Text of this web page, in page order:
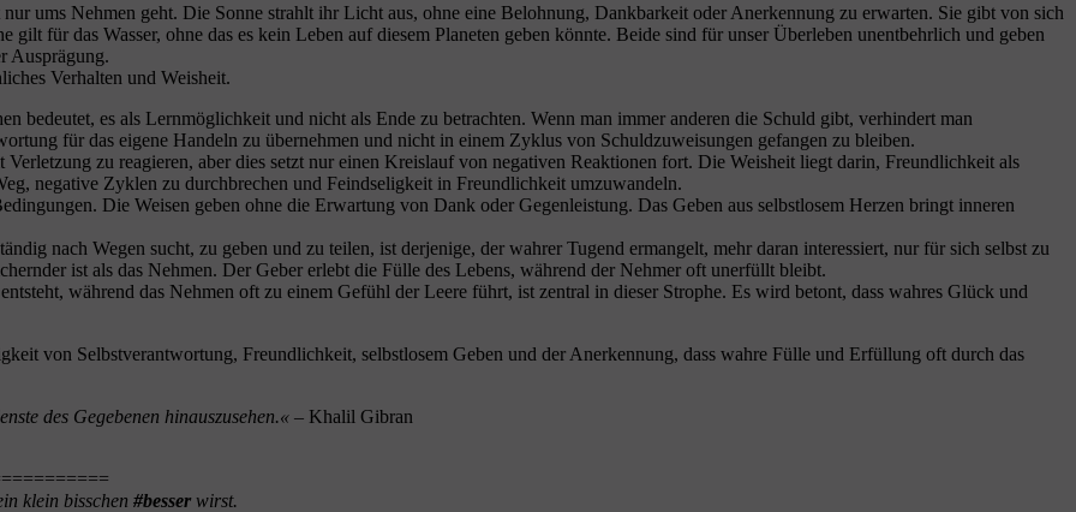
ums Nehmen geht. Die Sonne strahlt ihr Licht aus, ohne eine Belohnung, Dankbarkeit oder Anerkennung zu erwarten. Sie gibt von sich
für das Wasser, ohne das es kein Leben auf diesem Planeten geben könnte. Beide sind für unser Überleben unentbehrlich und geben
Ausprägung.
Verhalten und Weisheit.
bedeutet, es als Lernmöglichkeit und nicht als Ende zu betrachten. Wenn man immer anderen die Schuld gibt, verhindert man
für das eigene Handeln zu übernehmen und nicht in einem Zyklus von Schuldzuweisungen gefangen zu bleiben.
Verletzung zu reagieren, aber dies setzt nur einen Kreislauf von negativen Reaktionen fort. Die Weisheit liegt darin, Freundlichkeit als
negative Zyklen zu durchbrechen und Feindseligkeit in Freundlichkeit umzuwandeln.
Die Weisen geben ohne die Erwartung von Dank oder Gegenleistung. Das Geben aus selbstlosem Herzen bringt inneren
nach Wegen sucht, zu geben und zu teilen, ist derjenige, der wahrer Tugend ermangelt, mehr daran interessiert, nur für sich selbst zu
ist als das Nehmen. Der Geber erlebt die Fülle des Lebens, während der Nehmer oft unerfüllt bleibt.
während das Nehmen oft zu einem Gefühl der Leere führt, ist zentral in dieser Strophe. Es wird betont, dass wahres Glück und
von Selbstverantwortung, Freundlichkeit, selbstlosem Geben und der Anerkennung, dass wahre Fülle und Erfüllung oft durch das
des Gegebenen hinauszusehen.« – Khalil Gibran
klein bisschen #besser wirst.